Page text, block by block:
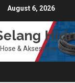
August 6, 2026
& Aksesories